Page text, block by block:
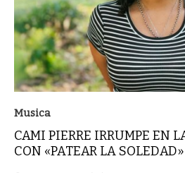
Musica
CAMI PIERRE IRRUMPE EN
CON «PATEAR LA SOLEDAD»